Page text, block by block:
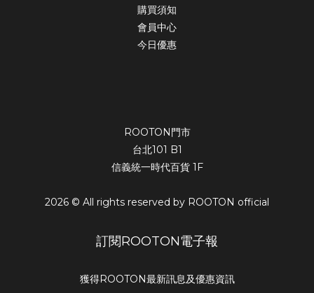
購買須知
會員中心
今日優惠
ROOTON門市
台北101 B1
信義統一時代百貨 1F
2026 © All rights reserved by ROOTON official
訂閱ROOTON電子報
獲得ROOTON最新訊息及優惠資訊